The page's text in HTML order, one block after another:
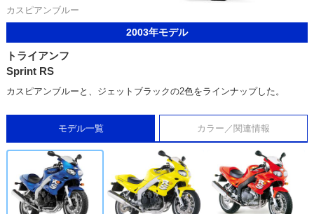
カスピアンブルー
2003年モデル
トライアンフ
Sprint RS
カスピアンブルーと、ジェットブラックの2色をラインナップした。
モデル一覧 カラー／関連情報